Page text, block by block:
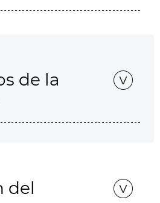
de la
del